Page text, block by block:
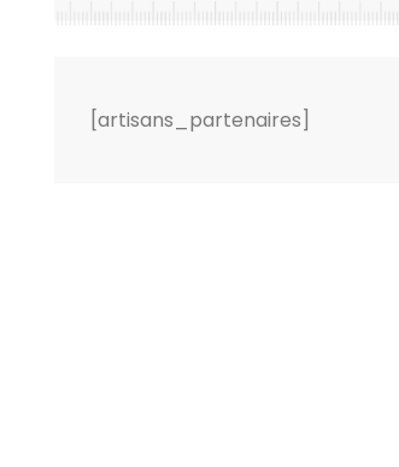
[artisans_partenaires]